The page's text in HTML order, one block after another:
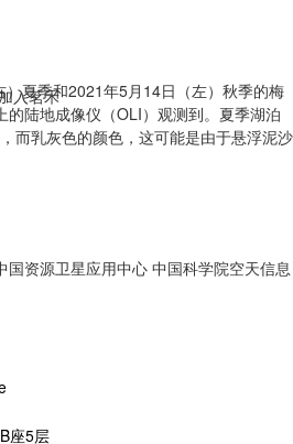
夏季和2021年5月14日（左）秋季的梅
陆地成像仪（OLI）观测到。夏季湖泊
而乳灰色的颜色，这可能是由于悬浮泥沙
入茗禾
国资源卫星应用中心 中国科学院空天信息
座5层